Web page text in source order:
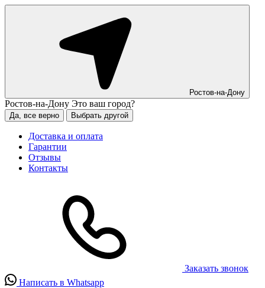
Ростов-на-Дону
Ростов-на-Дону Это ваш город?
Да, все верно Выбрать другой
Доставка и оплата
Гарантии
Отзывы
Контакты
Заказать звонок
Написать в Whatsapp